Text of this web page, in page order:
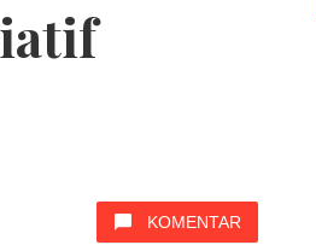
KOMENTAR